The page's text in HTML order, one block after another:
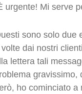
urgente! Mi serve
sono solo due
dai nostri
lettera tali
gravissimo,
ho cominciato a